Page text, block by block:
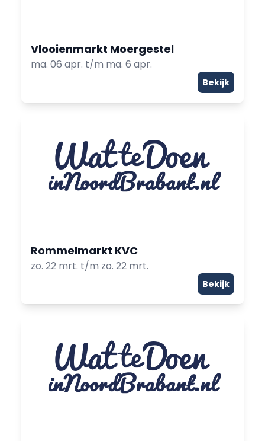
Vlooienmarkt Moergestel
ma. 06 apr. t/m ma. 6 apr.
Bekijk
Rommelmarkt KVC
zo. 22 mrt. t/m zo. 22 mrt.
Bekijk